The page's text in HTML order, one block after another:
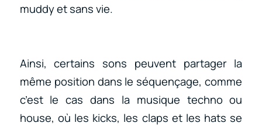
muddy et sans vie.
Ainsi, certains sons peuvent partager la
même position dans le séquençage, comme
c’est le cas dans la musique techno ou
house, où les kicks, les claps et les hats se